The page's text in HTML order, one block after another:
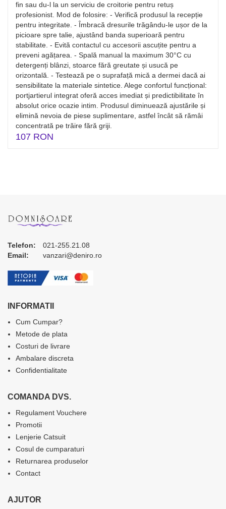
fin sau du-l la un serviciu de croitorie pentru retuș
profesionist. Mod de folosire: - Verifică produsul la recepție
pentru integritate. - Îmbracă dresurile trăgându-le ușor de la
picioare spre talie, ajustând banda superioară pentru
stabilitate. - Evită contactul cu accesorii ascuțite pentru a
preveni agățarea. - Spală manual la maximum 30°C cu
detergenți blânzi, stoarce fără greutate și usucă pe
orizontală. - Testează pe o suprafață mică a dermei dacă ai
sensibilitate la materiale sintetice. Alege confortul funcțional:
portjartierul integrat oferă acces imediat și predictibilitate în
absolut orice ocazie intim. Produsul diminuează ajustările și
elimină nevoia de piese suplimentare, astfel încât să rămâi
concentrată pe trăire fără griji.
107 RON
Telefon:
021-255.21.08
Email:
vanzari@deniro.ro
INFORMATII
Cum Cumpar?
Metode de plata
Costuri de livrare
Ambalare discreta
Confidentialitate
COMANDA DVS.
Regulament Vouchere
Promotii
Lenjerie Catsuit
Cosul de cumparaturi
Returnarea produselor
Contact
AJUTOR